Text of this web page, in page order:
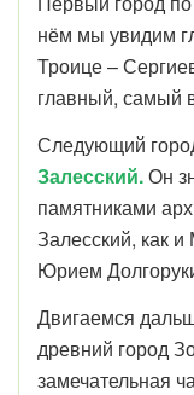
нём мы увидим
Троице –
главный, самый
Следующий
Залесский.Он
памятниками
Залесский, как
Юрием
Двигаемся
древний город
замечательная